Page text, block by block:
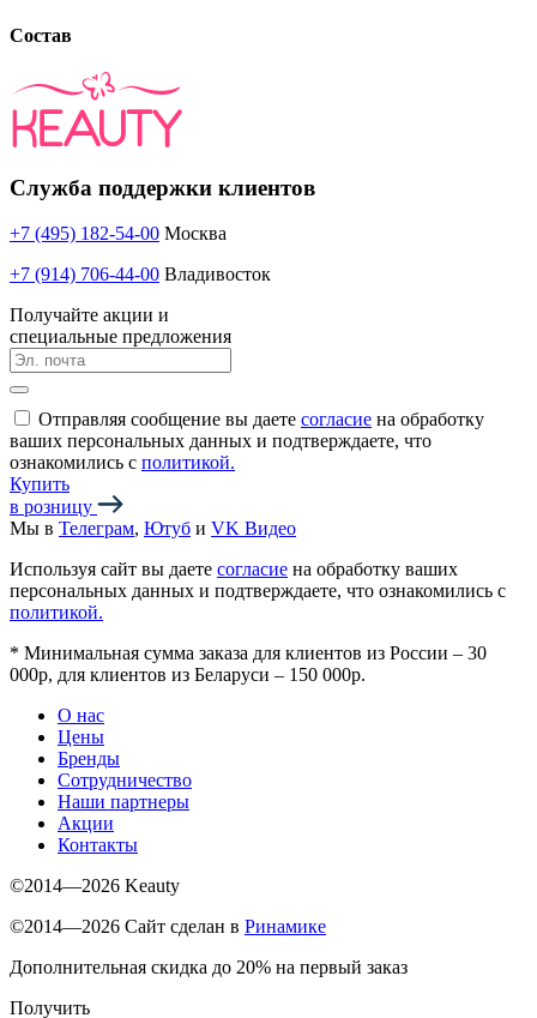
Состав
Служба поддержки клиентов
+7 (495) 182-54-00 Москва
+7 (914) 706-44-00 Владивосток
Получайте акции и
специальные предложения
Отправляя сообщение вы даете согласие на обработку
ваших персональных данных и подтверждаете, что
ознакомились с политикой.
Купить
в розницу
Мы в Телеграм, Ютуб и VK Видео
Используя сайт вы даете согласие на обработку ваших
персональных данных и подтверждаете, что ознакомились с
политикой.
* Минимальная сумма заказа для клиентов из России – 30
000р, для клиентов из Беларуси – 150 000р.
О нас
Цены
Бренды
Сотрудничество
Наши партнеры
Акции
Контакты
©2014—2026 Keauty
©2014—2026 Сайт сделан в Ринамике
Дополнительная скидка до 20% на первый заказ
Получить